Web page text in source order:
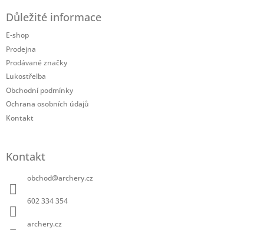
Důležité informace
E-shop
Prodejna
Prodávané značky
Lukostřelba
Obchodní podmínky
Ochrana osobních údajů
Kontakt
Kontakt
obchod@archery.cz
602 334 354
archery.cz